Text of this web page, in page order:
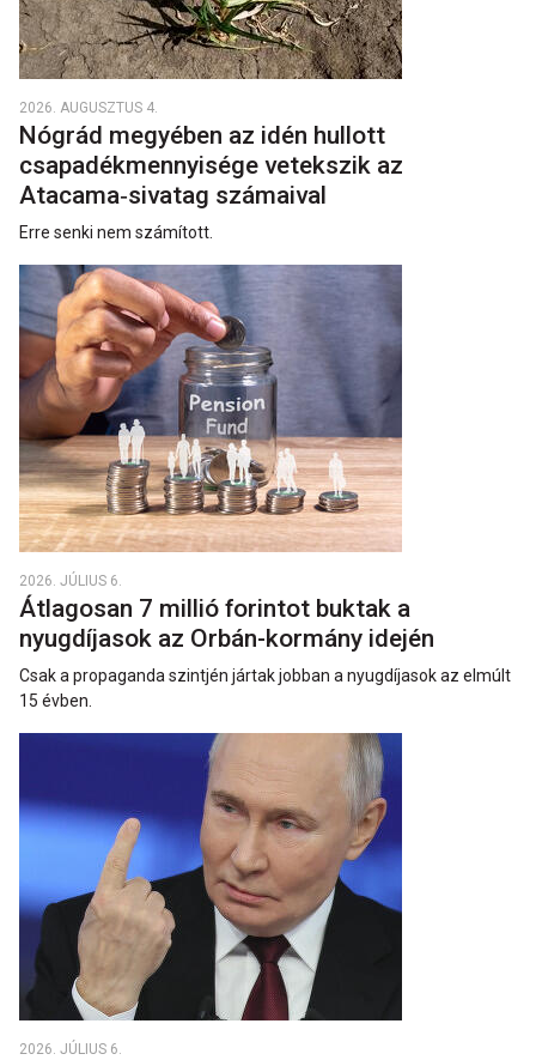
2026. AUGUSZTUS 4.
Nógrád megyében az idén hullott
csapadékmennyisége vetekszik az
Atacama‑sivatag számaival
Erre senki nem számított.
2026. JÚLIUS 6.
Átlagosan 7 millió forintot buktak a
nyugdíjasok az Orbán-kormány idején
Csak a propaganda szintjén jártak jobban a nyugdíjasok az elmúlt
15 évben.
2026. JÚLIUS 6.